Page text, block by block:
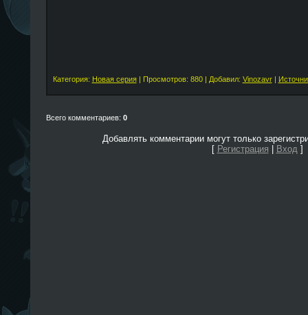
Категория: Новая серия| Просмотров: 880 | Добавил: Vinozavr|
Всего комментариев: 0
Добавлять комментарии могут только
[ Регистрация | Вход ]